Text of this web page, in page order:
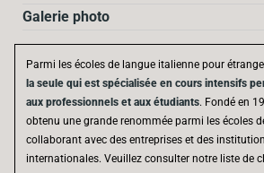
Galerie photo
Parmi les écoles de langue italienne pour
la seule qui est spécialisée en cours intensifs
aux professionnels et aux étudiants. Fondé en
obtenu une grande renommée parmi les écoles
collaborant avec des entreprises et des
internationales. Veuillez consulter notre liste de